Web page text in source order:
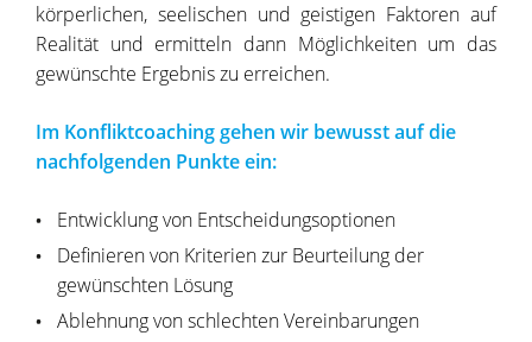
körperlichen, seelischen und geistigen Faktoren auf
Realität und ermitteln dann Möglichkeiten um das
gewünschte Ergebnis zu erreichen.
Im Konfliktcoaching gehen wir bewusst auf die
nachfolgenden Punkte ein:
Entwicklung von Entscheidungsoptionen
Definieren von Kriterien zur Beurteilung der
gewünschten Lösung
Ablehnung von schlechten Vereinbarungen